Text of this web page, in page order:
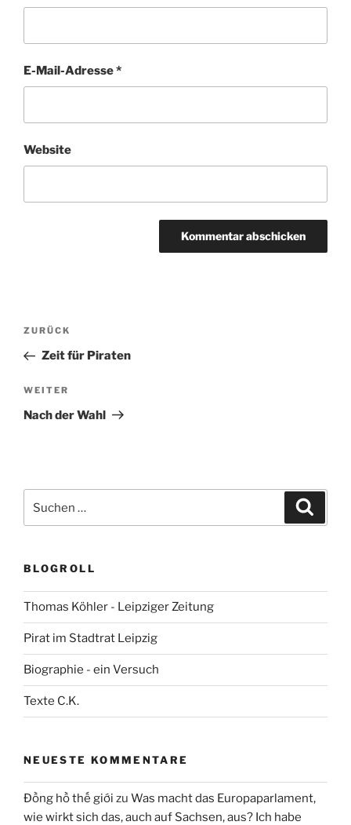
E-Mail-Adresse*
Website
Beitragsnavigation
Vorheriger
Beitrag
ZURÜCK
Zeit für Piraten
Nächster
Beitrag
WEITER
Nach der Wahl
nach:
BLOGROLL
Thomas Köhler - Leipziger Zeitung
Pirat im Stadtrat Leipzig
Biographie - ein Versuch
Texte C.K.
NEUESTE KOMMENTARE
Đồng hồ thế giới zu Was macht das Europaparlament,
wie wirkt sich das, auch auf Sachsen, aus? Ich habe